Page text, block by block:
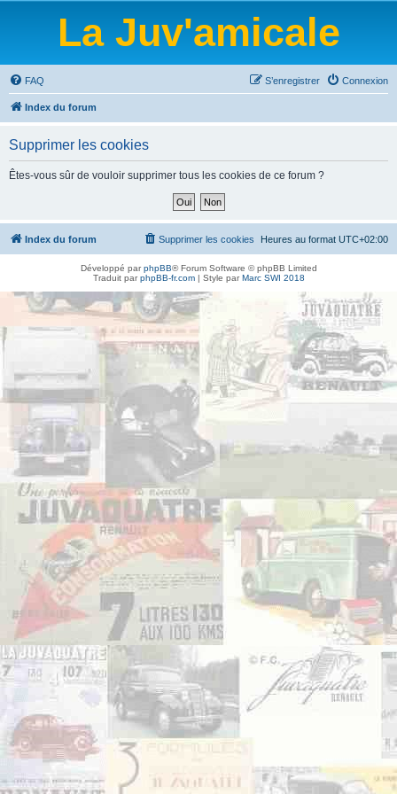
La Juv'amicale
FAQ Connexion
S’enregistrer
Index du forum
Supprimer les cookies
Êtes-vous sûr de vouloir supprimer tous les cookies de ce forum ?
Index du forum Heures au format UTC+02:00
Supprimer les cookies
Développé parphpBB® Forum Software © phpBB Limited
Traduit parphpBB-fr.com| Style parMarc SWI 2018